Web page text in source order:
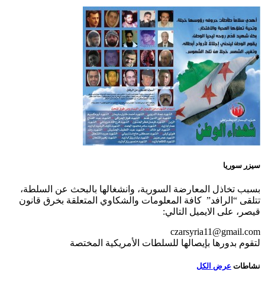
سيزر سوريا
بسبب تخاذل المعارضة السورية، وانشغالها بالبحث عن السلطة،
تتلقى “الرافد” كافة المعلومات والشكاوي المتعلقة بخرق قانون
قيصر، على الايميل التالي:
czarsyria11@gmail.com
لتقوم بدورها بإيصالها للسلطات الأمريكية المختصة
نشاطات عرض الكل